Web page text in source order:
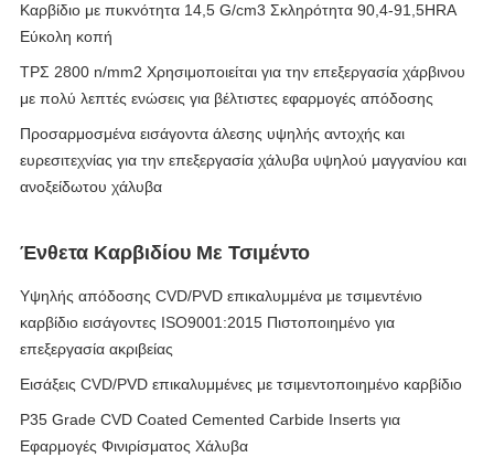
Καρβίδιο με πυκνότητα 14,5 G/cm3 Σκληρότητα 90,4-91,5HRA
Εύκολη κοπή
ΤΡΣ 2800 n/mm2 Χρησιμοποιείται για την επεξεργασία χάρβινου
με πολύ λεπτές ενώσεις για βέλτιστες εφαρμογές απόδοσης
Προσαρμοσμένα εισάγοντα άλεσης υψηλής αντοχής και
ευρεσιτεχνίας για την επεξεργασία χάλυβα υψηλού μαγγανίου και
ανοξείδωτου χάλυβα
Ένθετα Καρβιδίου Με Τσιμέντο
Υψηλής απόδοσης CVD/PVD επικαλυμμένα με τσιμεντένιο
καρβίδιο εισάγοντες ISO9001:2015 Πιστοποιημένο για
επεξεργασία ακριβείας
Εισάξεις CVD/PVD επικαλυμμένες με τσιμεντοποιημένο καρβίδιο
P35 Grade CVD Coated Cemented Carbide Inserts για
Εφαρμογές Φινιρίσματος Χάλυβα